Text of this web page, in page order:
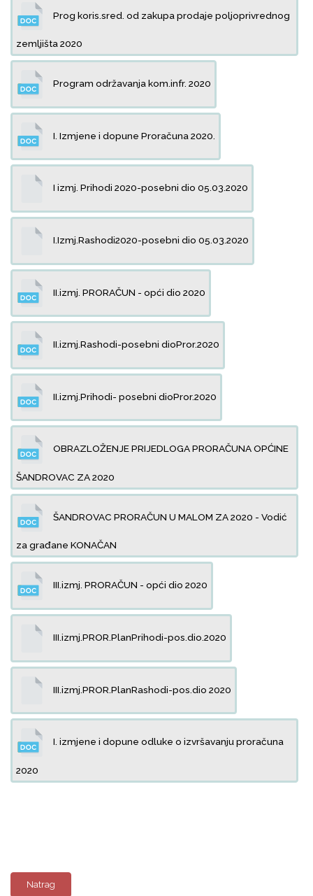
Prog koris.sred. od zakupa prodaje poljoprivrednog
zemljišta 2020
Program održavanja kom.infr. 2020
I. Izmjene i dopune Proračuna 2020.
I izmj. Prihodi 2020-posebni dio 05.03.2020
I.Izmj.Rashodi2020-posebni dio 05.03.2020
II.izmj. PRORAČUN - opći dio 2020
II.izmj.Rashodi-posebni dioPror.2020
II.izmj.Prihodi- posebni dioPror.2020
OBRAZLOŽENJE PRIJEDLOGA PRORAČUNA OPĆINE
ŠANDROVAC ZA 2020
ŠANDROVAC PRORAČUN U MALOM ZA 2020 - Vodić
za građane KONAČAN
III.izmj. PRORAČUN - opći dio 2020
III.izmj.PROR.PlanPrihodi-pos.dio.2020
III.izmj.PROR.PlanRashodi-pos.dio 2020
I. izmjene i dopune odluke o izvršavanju proračuna
2020
Natrag